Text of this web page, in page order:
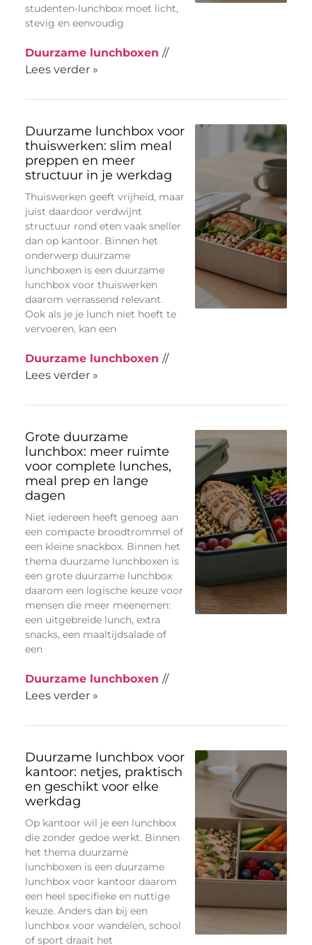
studenten-lunchbox moet licht,
stevig en eenvoudig
Duurzame lunchboxen //
Lees verder »
Duurzame lunchbox voor
thuiswerken: slim meal
preppen en meer
structuur in je werkdag
Thuiswerken geeft vrijheid, maar
juist daardoor verdwijnt
structuur rond eten vaak sneller
dan op kantoor. Binnen het
onderwerp duurzame
lunchboxen is een duurzame
lunchbox voor thuiswerken
daarom verrassend relevant.
Ook als je je lunch niet hoeft te
vervoeren, kan een
Duurzame lunchboxen //
Lees verder »
Grote duurzame
lunchbox: meer ruimte
voor complete lunches,
meal prep en lange
dagen
Niet iedereen heeft genoeg aan
een compacte broodtrommel of
een kleine snackbox. Binnen het
thema duurzame lunchboxen is
een grote duurzame lunchbox
daarom een logische keuze voor
mensen die meer meenemen:
een uitgebreide lunch, extra
snacks, een maaltijdsalade of
een
Duurzame lunchboxen //
Lees verder »
Duurzame lunchbox voor
kantoor: netjes, praktisch
en geschikt voor elke
werkdag
Op kantoor wil je een lunchbox
die zonder gedoe werkt. Binnen
het thema duurzame
lunchboxen is een duurzame
lunchbox voor kantoor daarom
een heel specifieke en nuttige
keuze. Anders dan bij een
lunchbox voor wandelen, school
of sport draait het